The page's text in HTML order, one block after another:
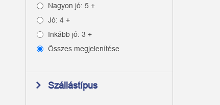
Nagyon jó: 5 +
Jó: 4 +
Inkább jó: 3 +
Összes megjelenítése
Szállástípus